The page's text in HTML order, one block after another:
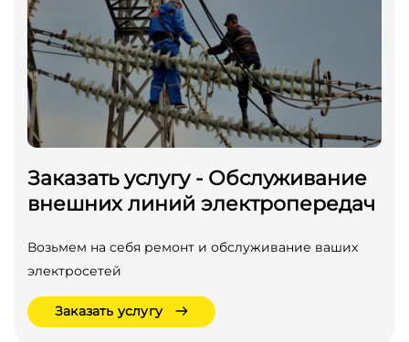
Заказать услугу - Обслуживание
внешних линий электропередач
Возьмем на себя ремонт и обслуживание ваших
электросетей
Заказать услугу